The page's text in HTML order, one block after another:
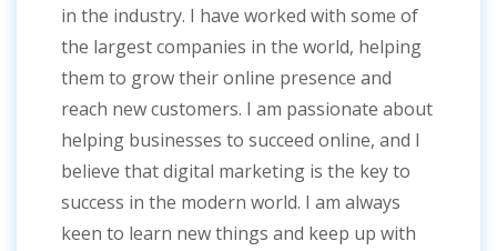
in the industry. I have worked with some of
the largest companies in the world, helping
them to grow their online presence and
reach new customers. I am passionate about
helping businesses to succeed online, and I
believe that digital marketing is the key to
success in the modern world. I am always
keen to learn new things and keep up with